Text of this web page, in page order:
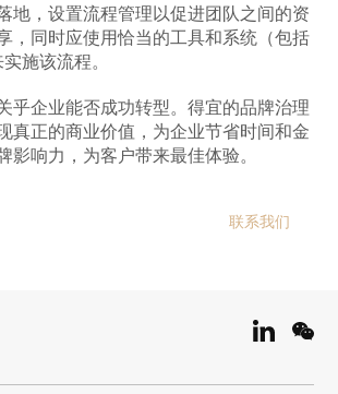
地，设置流程管理以促进团队之间的资
，同时应使用恰当的工具和系统（包括
施该流程。
乎企业能否成功转型。得宜的品牌治理
真正的商业价值，为企业节省时间和金
影响力，为客户带来最佳体验。
联系我们